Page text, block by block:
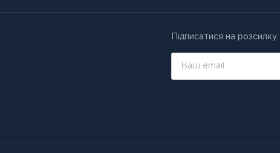
Підписатися на розсилку